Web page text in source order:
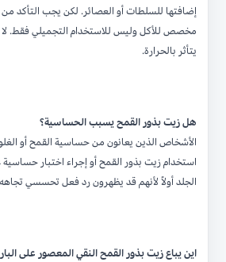
إضافتها للسلطات أو العصائر. لكن يجب التأكد
مخصص للأكل وليس للاستخدام التجميلي فقط. لا
يتأثر بالحرارة.
هل زيت بذور القمح يسبب الحساسية؟
الأشخاص الذين يعانون من حساسية القمح أو
استخدام زيت بذور القمح أو إجراء اختبار
الجلد أولاً لأنهم قد يظهرون رد فعل تحسسي
اين يباع زيت بذور القمح النقي المعصور على